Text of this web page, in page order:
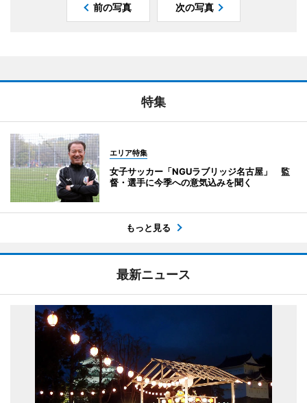
前の写真 次の写真
特集
エリア特集
女子サッカー「NGUラブリッジ名古屋」 監
督・選手に今季への意気込みを聞く
もっと見る
最新ニュース